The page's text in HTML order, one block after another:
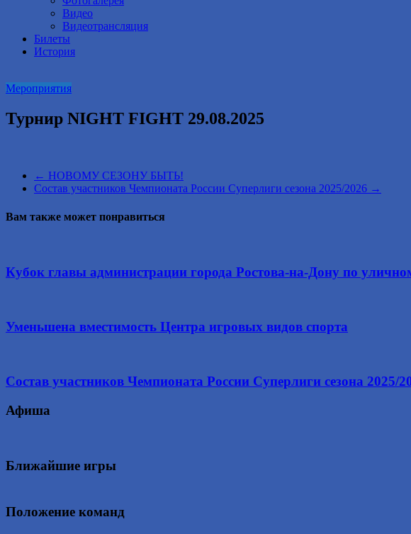
Видео
Видеотрансляция
Билеты
История
Мероприятия
Турнир NIGHT FIGHT 29.08.2025
← НОВОМУ СЕЗОНУ БЫТЬ!
Состав участников Чемпионата России Суперлиги сезона 2025/2026 →
Вам также может понравиться
Кубок главы администрации города Ростова-на-Дону по
Уменьшена вместимость Центра игровых видов спорта
Состав участников Чемпионата России Суперлиги сезона 2025/
Афиша
Ближайшие игры
Положение команд